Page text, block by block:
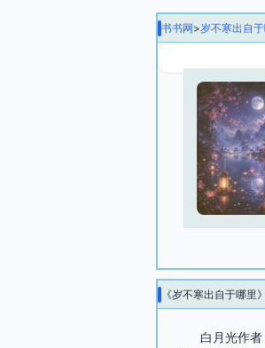
书书网>岁不寒出自
《岁不寒出自于哪里
白月光作